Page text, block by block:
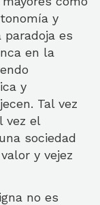
y
es
en la
y
Tal vez
vez el
sociedad
y vejez
no es